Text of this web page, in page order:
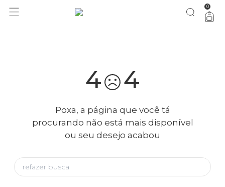
você merece 30% OFF pra comemorar com a gente aproveita! 0
4 4
Poxa, a página que você tá
procurando não está mais disponível
ou seu desejo acabou